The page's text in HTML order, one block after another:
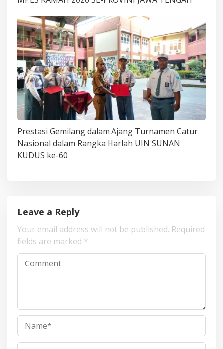
Prestasi Gemilang dalam Ajang Turnamen Catur
Nasional dalam Rangka Harlah UIN SUNAN
KUDUS ke-60
Leave a Reply
Your email address will not be published. Required
fields are marked *